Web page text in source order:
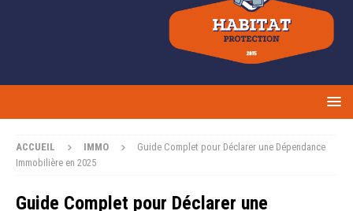
ACCUEIL IMMO
Guide Complet pour Déclarer une Dépendance
Immobilière en 2025
Guide Complet pour Déclarer une